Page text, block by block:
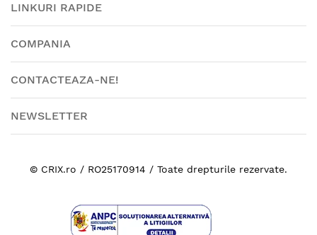
LINKURI RAPIDE
COMPANIA
CONTACTEAZA-NE!
NEWSLETTER
© CRIX.ro / RO25170914 / Toate drepturile rezervate.